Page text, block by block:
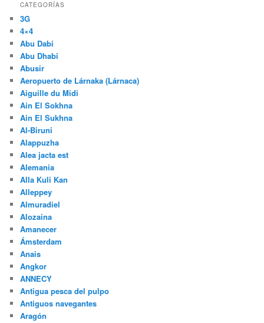
CATEGORÍAS
3G
4×4
Abu Dabi
Abu Dhabi
Abusir
Aeropuerto de Lárnaka (Lárnaca)
Aiguille du Midi
Ain El Sokhna
Ain El Sukhna
Al-Biruni
Alappuzha
Alea jacta est
Alemania
Alla Kuli Kan
Alleppey
Almuradiel
Alozaina
Amanecer
Ámsterdam
Anais
Angkor
ANNECY
Antigua pesca del pulpo
Antiguos navegantes
Aragón